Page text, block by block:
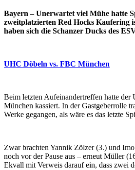
Bayern – Unerwartet viel Mühe hatte
zweitplatzierten Red Hocks Kaufering
haben sich die Schanzer Ducks des
UHC Döbeln vs. FBC München
Beim letzten Aufeinandertreffen hatte
München kassiert. In der Gastgeberrolle
Werke gegangen, als wäre es das letzte
Zwar brachten Yannik Zölzer (3.) und
noch vor der Pause aus – erneut Müller
Ekvall mit Verweis darauf ein, dass zwei